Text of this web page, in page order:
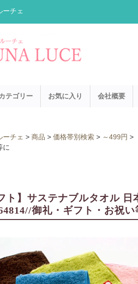
ーチェ
カテゴリー お気に入り 会社概要
ーチェ > 商品 > 価格帯別検索 > ～499円 >
に
ト】サステナブルタオル
御礼・ギフト・お祝い